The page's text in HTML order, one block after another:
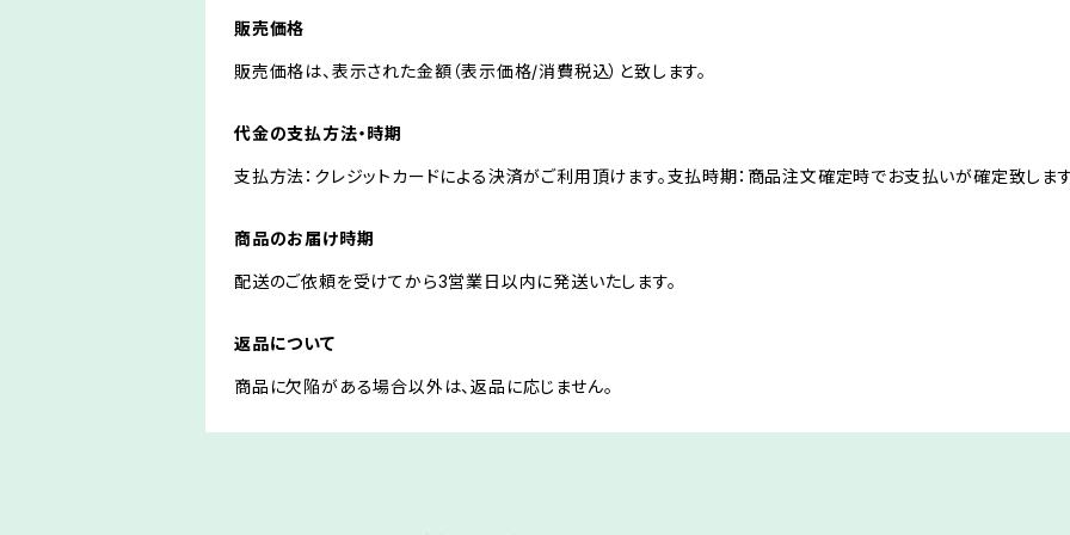
販売価格
販売価格は、表示された金額（表示価格/消費税込）と致します。
代金の支払方法・時期
支払方法：クレジットカードによる決済がご利用頂けます。支払時期：商品注文確定時でお支払いが確定致します
商品のお届け時期
配送のご依頼を受けてから3営業日以内に発送いたします。
返品について
商品に欠陥がある場合以外は、返品に応じません。